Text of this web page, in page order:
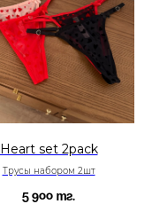
Heart set 2pack
Трусы набором 2шт
5 900 тг.